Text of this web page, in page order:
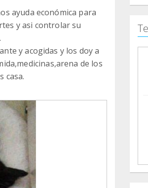
ayuda económica para
y asi controlar su
y acogidas y los doy a
de los
casa.